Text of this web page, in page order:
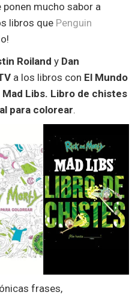
ponen mucho sabor a
libros que Penguin
Roiland y Dan
a los libros con El Mundo
Libs. Libro de chistes
para colorear.
frases,